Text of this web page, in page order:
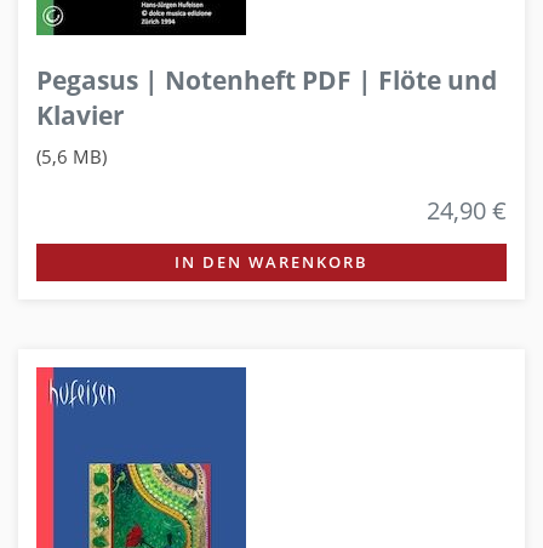
Pegasus | Notenheft PDF | Flöte und
Klavier
(5,6 MB)
24,90 €
IN DEN WARENKORB